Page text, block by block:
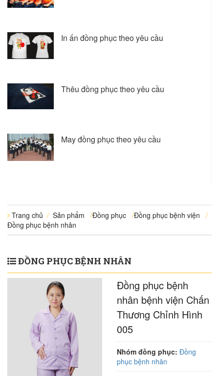
In ấn đồng phục theo yêu cầu
Thêu đồng phục theo yêu cầu
May đồng phục theo yêu cầu
Trang chủ / Sản phẩm /Đồng phục /Đồng phục bệnh viện /
Đồng phục bệnh nhân
ĐỒNG PHỤC BỆNH NHÂN
Đồng phục bệnh
nhân bệnh viện Chấn
Thương Chỉnh Hình
005
Nhóm đồng phục: Đồng
phục bệnh nhân